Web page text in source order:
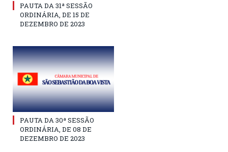
PAUTA DA 31ª SESSÃO
ORDINÁRIA, DE 15 DE
DEZEMBRO DE 2023
PAUTA DA 30ª SESSÃO
ORDINÁRIA, DE 08 DE
DEZEMBRO DE 2023